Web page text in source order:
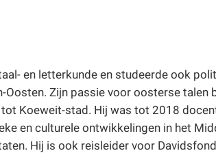
en letterkunde en studeerde ook
Oosten. Zijn passie voor oosterse talen
Koeweit-stad. Hij was tot 2018
en culturele ontwikkelingen in het
Hij is ook reisleider voor